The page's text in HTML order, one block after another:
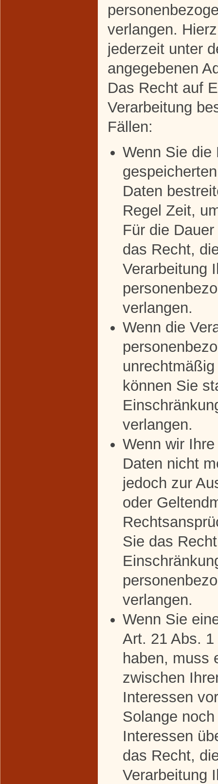
verlangen.
jederzeit unter
angegebenen
Das Recht auf
Verarbeitung
Fällen:
Wenn Sie die
Daten
Regel Zeit,
Für die
das Recht,
Verarbeitung
verlangen.
Wenn die
können Sie
verlangen.
Wenn wir
Daten nicht
jedoch zur
oder
Sie das
verlangen.
Wenn Sie
Art. 21 Abs.
haben, muss
zwischen
Interessen
Solange
Interessen
das Recht,
Verarbeitung